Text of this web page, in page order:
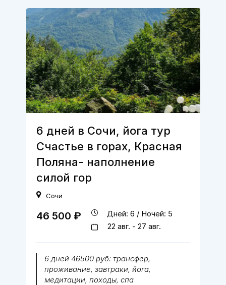
6 дней в Сочи, йога тур
Счастье в горах, Красная
Поляна- наполнение
силой гор
Сочи
6 дней 46500 руб: трансфер,
проживание, завтраки, йога,
медитации, походы, спа
46 500 ₽
Дней: 6 / Ночей: 5
22 авг. - 27 авг.